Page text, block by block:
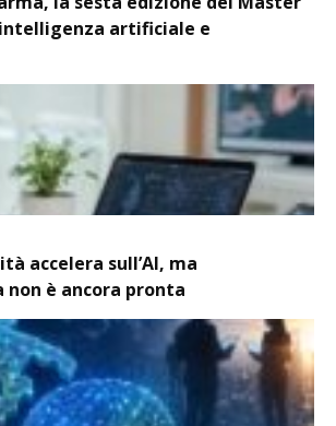
intelligenza artificiale e
accelera sull’AI, ma
è ancora pronta